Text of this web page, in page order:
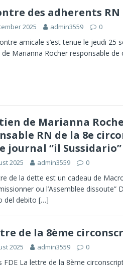
des adherents
2025 admin3559 0
amicale s’est tenue le jeudi 25
Marianna Rocher responsable de
de Marianna
RN de la 8e
journal “il Sussidario”
2025 admin3559 0
de la dette est un cadeau de
ou l’Assemblee dissoute”
del debito […]
de la 8ème
2025 admin3559 0
FDE La lettre de la 8ème